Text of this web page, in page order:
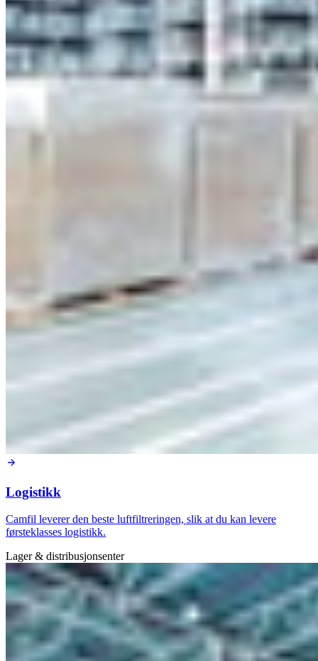
Logistikk
Camfil leverer den beste luftfiltreringen, slik at du kan levere
førsteklasses logistikk.
Lager & distribusjonsenter